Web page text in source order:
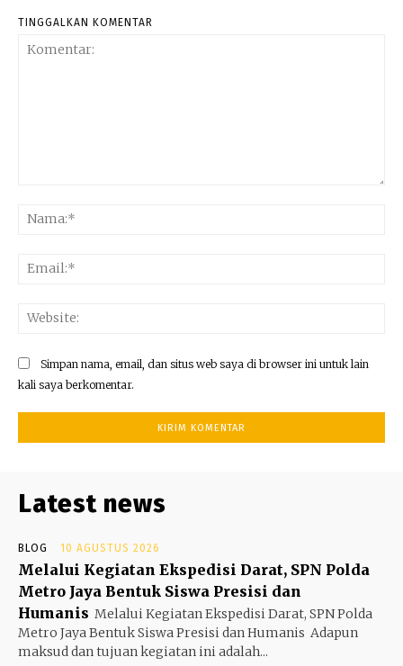
TINGGALKAN KOMENTAR
Simpan nama, email, dan situs web saya di browser ini untuk lain
kali saya berkomentar.
Latest news
BLOG 10 AGUSTUS 2026
Melalui Kegiatan Ekspedisi Darat, SPN Polda
Metro Jaya Bentuk Siswa Presisi dan
Humanis Melalui Kegiatan Ekspedisi Darat, SPN Polda
Metro Jaya Bentuk Siswa Presisi dan Humanis ‎ ‎Adapun
maksud dan tujuan kegiatan ini adalah...